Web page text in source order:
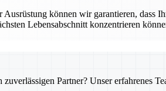
können wir garantieren, dass
Lebensabschnitt konzentrieren
Partner? Unser erfahrenes